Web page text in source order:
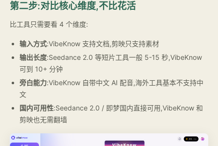
第二步:对比核心维度,不比花活
比工具只需要看 4 个维度:
输入方式:VibeKnow 支持文档,剪映只支持素材
输出长度:Seedance 2.0 等短片工具一般 5-15 秒,VibeKnow
可到 10+ 分钟
旁白能力:VibeKnow 自带中文 AI 配音,海外工具基本不支持中
文
国内可用性:Seedance 2.0 / 即梦国内直接可用,VibeKnow 和
剪映也无需翻墙